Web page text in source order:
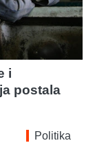
i
postala
Politika